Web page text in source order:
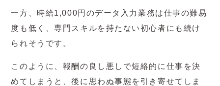
一方、時給1,000円のデータ入力業務は仕事の難易
度も低く、専門スキルを持たない初心者にも続け
られそうです。
このように、報酬の良し悪しで短絡的に仕事を決
めてしまうと、後に思わぬ事態を引き寄せてしま